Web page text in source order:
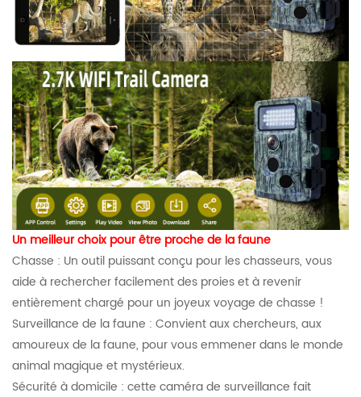
Un meilleur choix pour être proche de la faune
Chasse : Un outil puissant conçu pour les chasseurs, vous
aide à rechercher facilement des proies et à revenir
entièrement chargé pour un joyeux voyage de chasse !
Surveillance de la faune : Convient aux chercheurs, aux
amoureux de la faune, pour vous emmener dans le monde
animal magique et mystérieux.
Sécurité à domicile : cette caméra de surveillance fait